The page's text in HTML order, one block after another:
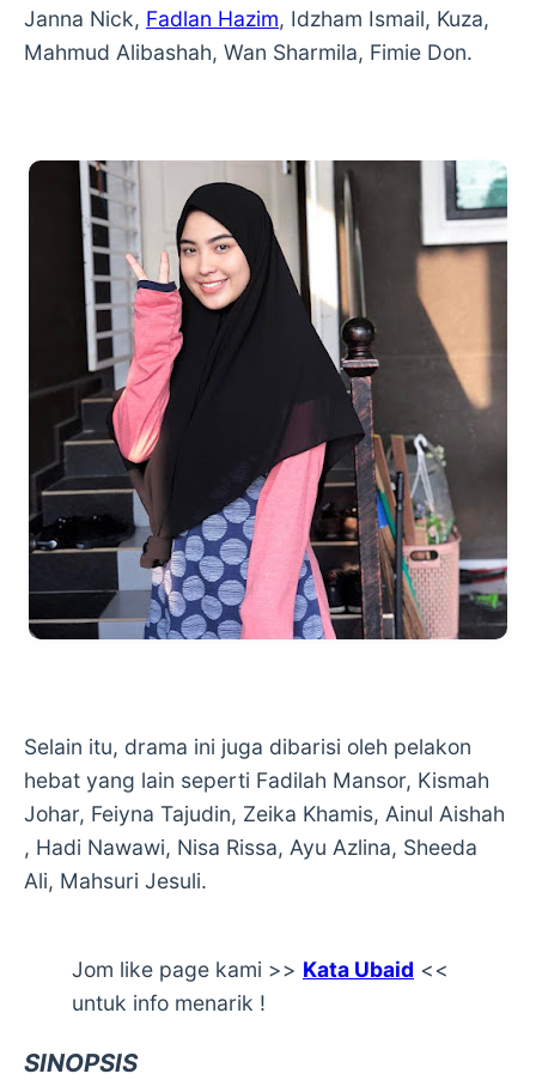
Janna Nick, Fadlan Hazim, Idzham Ismail, Kuza,
Mahmud Alibashah, Wan Sharmila, Fimie Don.
Selain itu, drama ini juga dibarisi oleh pelakon
hebat yang lain seperti Fadilah Mansor, Kismah
Johar, Feiyna Tajudin, Zeika Khamis, Ainul Aishah
, Hadi Nawawi, Nisa Rissa, Ayu Azlina, Sheeda
Ali, Mahsuri Jesuli.
Jom like page kami >> Kata Ubaid <<
untuk info menarik !
SINOPSIS